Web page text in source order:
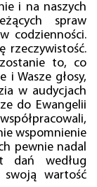
i na naszych
spraw
codzienności.
rzeczywistość.
to, co
i Wasze głosy,
w audycjach
do Ewangelii
wspomnienie
pewnie nadal
dań według
swoją wartość